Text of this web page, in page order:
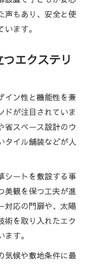
声もあり、安全と使
ます。
エクステリ
イン性と機能性を兼
ドが注目されていま
省スペース設計のウ
タイル舗装などが人
シートを敷設する事
美観を保つ工夫が進
対応の門扉や、太陽
術を取り入れたエク
す。
気候や敷地条件に最